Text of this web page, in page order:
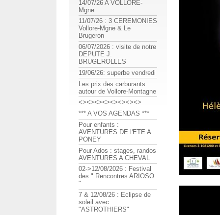
14/07/26 A VOLLORE-
Mgne
11/07/26 : 3 CEREMONIES
Vollore-Mgne & Le
Brugeron
06/07/2026 : visite de notre
DEPUTE J.
BRUGEROLLES
19/06/26: superbe vendredi
Les prix des carburants
autour de Vollore-Montagne
<><><><><><><><>
*** A VOS AGENDAS ***
Pour enfants :
AVENTURES DE l'ETE A
PONEY
Pour Ados : stages, randos
AVENTURES A CHEVAL
02->12/08/2026 : Festival
des " Rencontres ARIOSO
"
7 & 12/08/26 : Eclipse de
soleil avec
"ASTROTHIERS"